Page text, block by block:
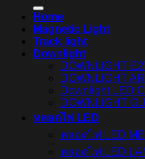
Home
Magnetic Light
Track light
Downlight
DOWNLIGHT
DOWNLIGHT
Downlight LED
DOWNLIGHT
หลอดไฟ LED
หลอดไฟ LED
หลอดไฟ LED